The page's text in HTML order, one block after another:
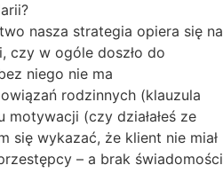
nasza strategia opiera się na
czy w ogóle doszło do
niego nie ma
rodzinnych (klauzula
(czy działałeś ze
się wykazać, że klient nie miał
– a brak świadomości